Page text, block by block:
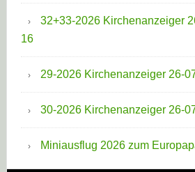
32+33-2026 Kirchenanzeiger
16
29-2026 Kirchenanzeiger 26-
30-2026 Kirchenanzeiger 26-
Miniausflug 2026 zum